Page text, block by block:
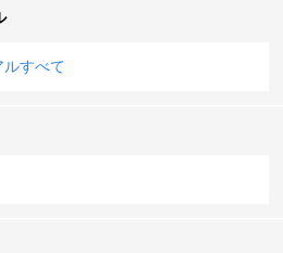
すべて